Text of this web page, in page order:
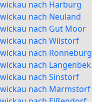
nach Harburg
nach Neuland
nach Gut Moor
nach Wilstorf
nach Rönneburg
nach Langenbek
nach Sinstorf
nach Marmstorf